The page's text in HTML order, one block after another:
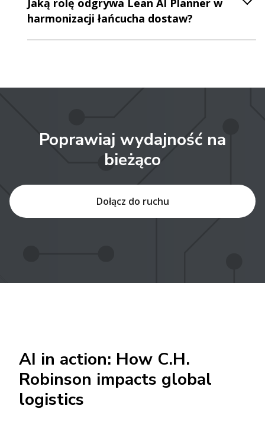
Jaką rolę odgrywa Lean AI Planner w
harmonizacji łańcucha dostaw?
Poprawiaj wydajność na
bieżąco
Dołącz do ruchu
AI in action: How C.H.
Robinson impacts global
logistics